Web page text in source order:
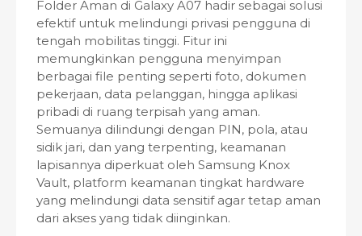
Folder Aman di Galaxy A07 hadir sebagai solusi
efektif untuk melindungi privasi pengguna di
tengah mobilitas tinggi. Fitur ini
memungkinkan pengguna menyimpan
berbagai file penting seperti foto, dokumen
pekerjaan, data pelanggan, hingga aplikasi
pribadi di ruang terpisah yang aman.
Semuanya dilindungi dengan PIN, pola, atau
sidik jari, dan yang terpenting, keamanan
lapisannya diperkuat oleh Samsung Knox
Vault, platform keamanan tingkat hardware
yang melindungi data sensitif agar tetap aman
dari akses yang tidak diinginkan.